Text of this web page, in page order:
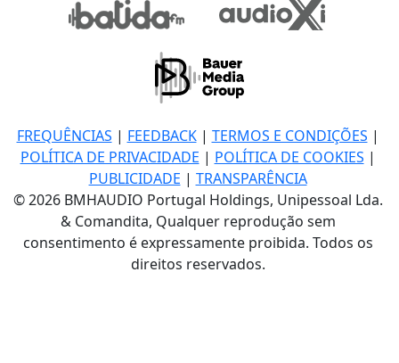
FREQUÊNCIAS | FEEDBACK| TERMOS E CONDIÇÕES |
POLÍTICA DE PRIVACIDADE | POLÍTICA DE COOKIES |
PUBLICIDADE | TRANSPARÊNCIA
© 2026 BMHAUDIO Portugal Holdings, Unipessoal Lda.
& Comandita, Qualquer reprodução sem
consentimento é expressamente proibida. Todos os
direitos reservados.